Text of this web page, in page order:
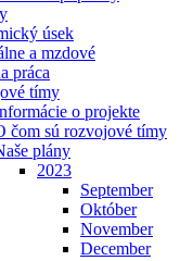
úsek
a mzdové
práca
tímy
o projekte
čom sú rozvojové tímy
plány
2023
September
Október
November
December